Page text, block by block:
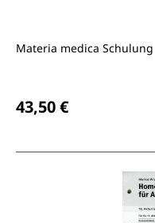
Materia medica Schulung
43,50 €